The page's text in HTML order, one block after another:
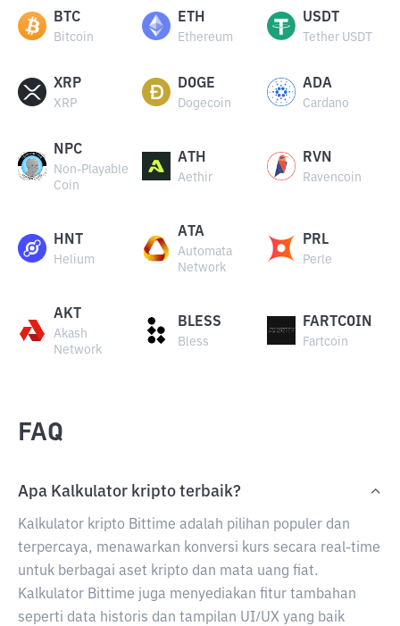
BTC
Bitcoin
ETH
Ethereum
USDT
Tether USDT
XRP
XRP
DOGE
Dogecoin
ADA
Cardano
NPC
Non-Playable
Coin
ATH
Aethir
RVN
Ravencoin
HNT
Helium
ATA
Automata
Network
PRL
Perle
AKT
Akash
Network
BLESS
Bless
FARTCOIN
Fartcoin
FAQ
Apa Kalkulator kripto terbaik?
Kalkulator kripto Bittime adalah pilihan populer dan
terpercaya, menawarkan konversi kurs secara real-time
untuk berbagai aset kripto dan mata uang fiat.
Kalkulator Bittime juga menyediakan fitur tambahan
seperti data historis dan tampilan UI/UX yang baik